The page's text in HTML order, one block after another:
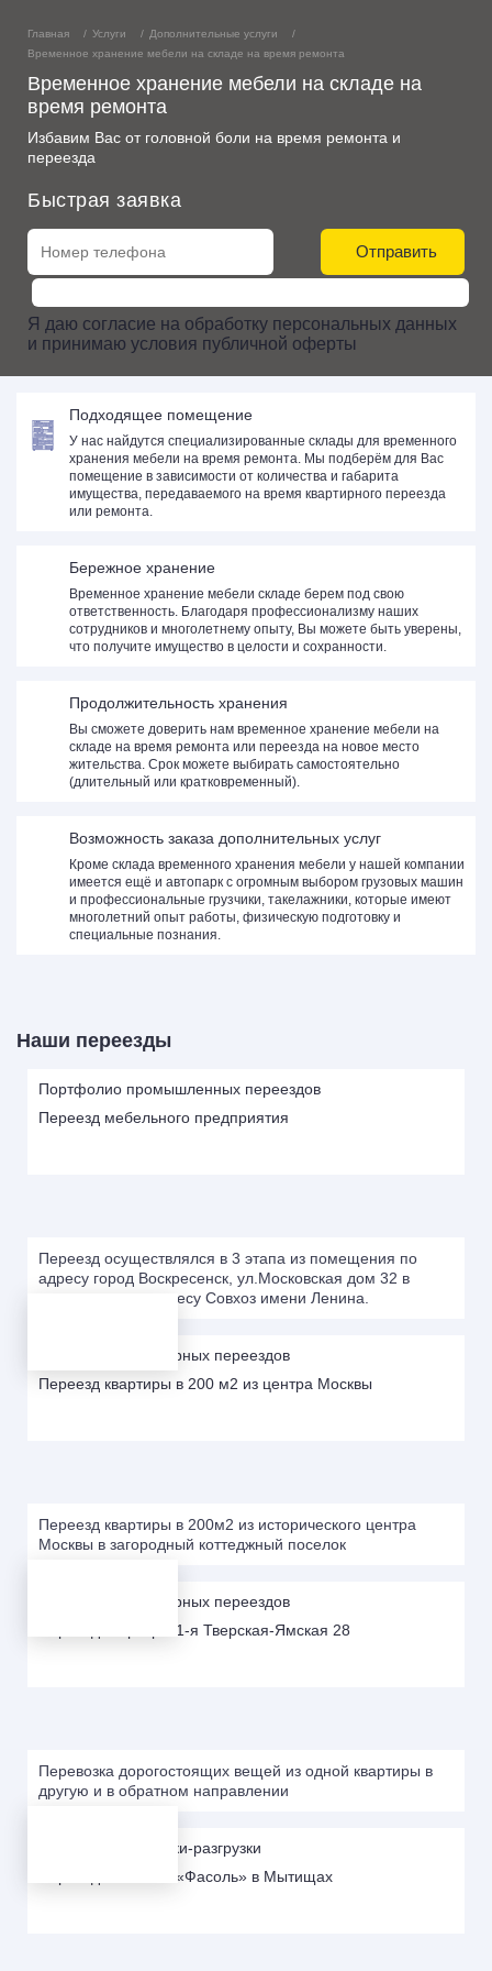
Главная Услуги
Дополнительные услуги
Временное хранение мебели на складе на время ремонта
Временное хранение мебели на складе на
время ремонта
Избавим Вас от головной боли на время ремонта и
переезда
Быстрая заявка
Отправить
Я даю согласие на обработку персональных данных
и принимаю условия публичной оферты
Подходящее помещение
У нас найдутся специализированные склады для временного
хранения мебели на время ремонта. Мы подберём для Вас
помещение в зависимости от количества и габарита
имущества, передаваемого на время квартирного переезда
или ремонта.
Бережное хранение
Временное хранение мебели складе берем под свою
ответственность. Благодаря профессионализму наших
сотрудников и многолетнему опыту, Вы можете быть уверены,
что получите имущество в целости и сохранности.
Продолжительность хранения
Вы сможете доверить нам временное хранение мебели на
складе на время ремонта или переезда на новое место
жительства. Срок можете выбирать самостоятельно
(длительный или кратковременный).
Возможность заказа дополнительных услуг
Кроме склада временного хранения мебели у нашей компании
имеется ещё и автопарк с огромным выбором грузовых машин
и профессиональные грузчики, такелажники, которые имеют
многолетний опыт работы, физическую подготовку и
специальные познания.
Наши переезды
Портфолио промышленных переездов
Переезд мебельного предприятия
Переезд осуществлялся в 3 этапа из помещения по
адресу город Воскресенск, ул.Московская дом 32 в
помещение по адресу Совхоз имени Ленина.
Портфолио квартирных переездов
Переезд квартиры в 200 м2 из центра Москвы
Переезд квартиры в 200м2 из исторического центра
Москвы в загородный коттеджный поселок
Портфолио квартирных переездов
Переезд квартиры 1-я Тверская-Ямская 28
Перевозка дорогостоящих вещей из одной квартиры в
другую и в обратном направлении
Портфолио погрузки-разгрузки
Переезд магазина «Фасоль» в Мытищах